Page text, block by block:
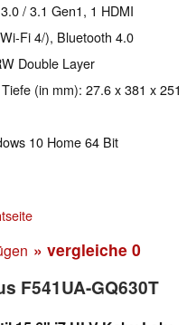
/ 3.1 Gen1, 1 HDMI
Fi 4/), Bluetooth 4.0
Double Layer
(in mm): 27.6 x 381 x 251
10 Home 64 Bit
» vergleiche 0
F541UA-GQ630T